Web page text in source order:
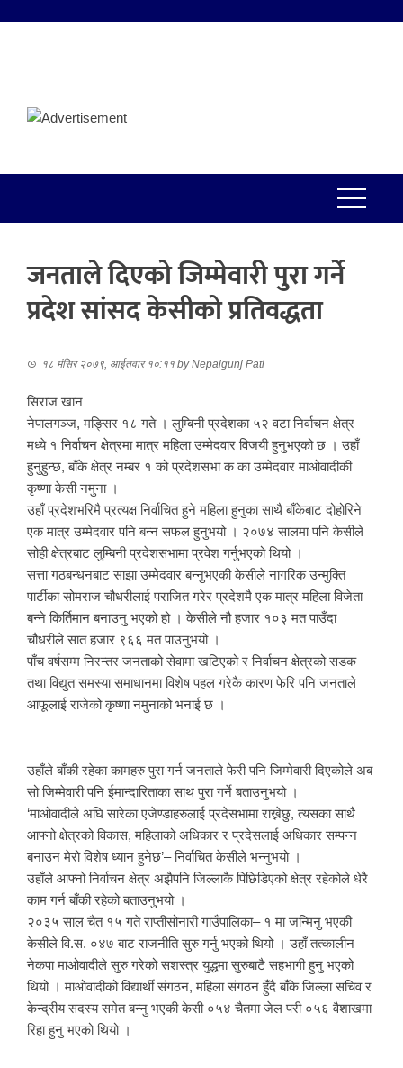
जनताले दिएको जिम्मेवारी पुरा गर्ने
प्रदेश सांसद केसीको प्रतिवद्धता
१८ मंसिर २०७९, आईतवार १०:११ byNepalgunj Pati
सिराज खान
नेपालगञ्ज, मङ्सिर १८ गते । लुम्बिनी प्रदेशका ५२ वटा निर्वाचन क्षेत्र
मध्ये १ निर्वाचन क्षेत्रमा मात्र महिला उम्मेदवार विजयी हुनुभएको छ । उहाँ
हुनुहुन्छ, बाँके क्षेत्र नम्बर १ को प्रदेशसभा क का उम्मेदवार माओवादीकी
कृष्णा केसी नमुना ।
उहाँ प्रदेशभरिमै प्रत्यक्ष निर्वाचित हुने महिला हुनुका साथै बाँकेबाट दोहोरिने
एक मात्र उम्मेदवार पनि बन्न सफल हुनुभयो । २०७४ सालमा पनि केसीले
सोही क्षेत्रबाट लुम्बिनी प्रदेशसभामा प्रवेश गर्नुभएको थियो ।
सत्ता गठबन्धनबाट साझा उम्मेदवार बन्नुभएकी केसीले नागरिक उन्मुक्ति
पार्टीका सोमराज चौधरीलाई पराजित गरेर प्रदेशमै एक मात्र महिला विजेता
बन्ने किर्तिमान बनाउनु भएको हो । केसीले नौ हजार १०३ मत पाउँदा
चौधरीले सात हजार ९६६ मत पाउनुभयो ।
पाँच वर्षसम्म निरन्तर जनताको सेवामा खटिएको र निर्वाचन क्षेत्रको सडक
तथा विद्युत समस्या समाधानमा विशेष पहल गरेकै कारण फेरि पनि जनताले
आफूलाई राजेको कृष्णा नमुनाको भनाई छ ।
उहाँले बाँकी रहेका कामहरु पुरा गर्न जनताले फेरी पनि जिम्मेवारी दिएकोले अब
सो जिम्मेवारी पनि ईमान्दारिताका साथ पुरा गर्ने बताउनुभयो ।
‘माओवादीले अघि सारेका एजेण्डाहरुलाई प्रदेसभामा राख्नेछु, त्यसका साथै
आफ्नो क्षेत्रको विकास, महिलाको अधिकार र प्रदेसलाई अधिकार सम्पन्न
बनाउन मेरो विशेष ध्यान हुनेछ’– निर्वाचित केसीले भन्नुभयो ।
उहाँले आफ्नो निर्वाचन क्षेत्र अझैपनि जिल्लाकै पिछिडिएको क्षेत्र रहेकोले धेरै
काम गर्न बाँकी रहेको बताउनुभयो ।
२०३५ साल चैत १५ गते राप्तीसोनारी गाउँपालिका– १ मा जन्मिनु भएकी
केसीले वि.स. ०४७ बाट राजनीति सुरु गर्नु भएको थियो । उहाँ तत्कालीन
नेकपा माओवादीले सुरु गरेको सशस्त्र युद्धमा सुरुबाटै सहभागी हुनु भएको
थियो । माओवादीको विद्यार्थी संगठन, महिला संगठन हुँदै बाँके जिल्ला सचिव र
केन्द्रीय सदस्य समेत बन्नु भएकी केसी ०५४ चैतमा जेल परी ०५६ वैशाखमा
रिहा हुनु भएको थियो ।